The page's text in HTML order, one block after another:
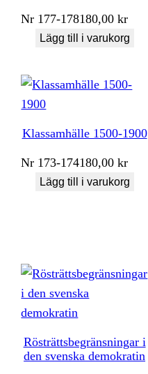
Nr 177-178180,00kr
Lägg till i varukorg
Klassamhälle 1500-1900
Nr 173-174180,00kr
Lägg till i varukorg
Rösträttsbegränsningar i
den svenska demokratin